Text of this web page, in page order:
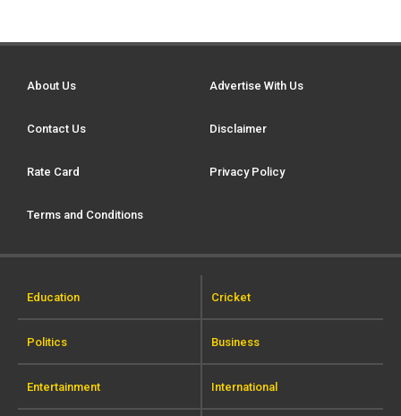
About Us Advertise With Us
Contact Us Disclaimer
Rate Card Privacy Policy
Terms and Conditions
Education Cricket
Politics Business
Entertainment International